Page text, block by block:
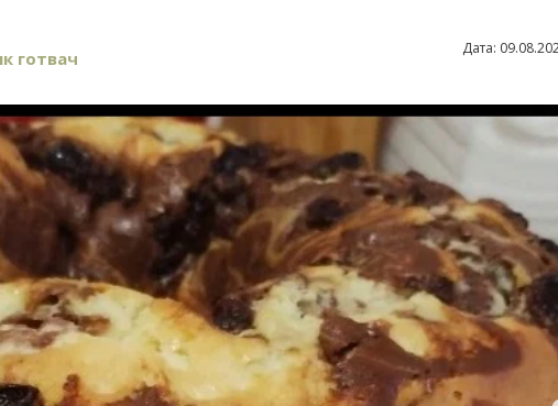
готвач Дата: